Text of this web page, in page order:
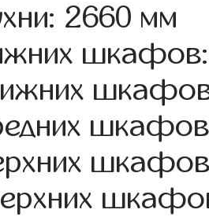
2660 мм